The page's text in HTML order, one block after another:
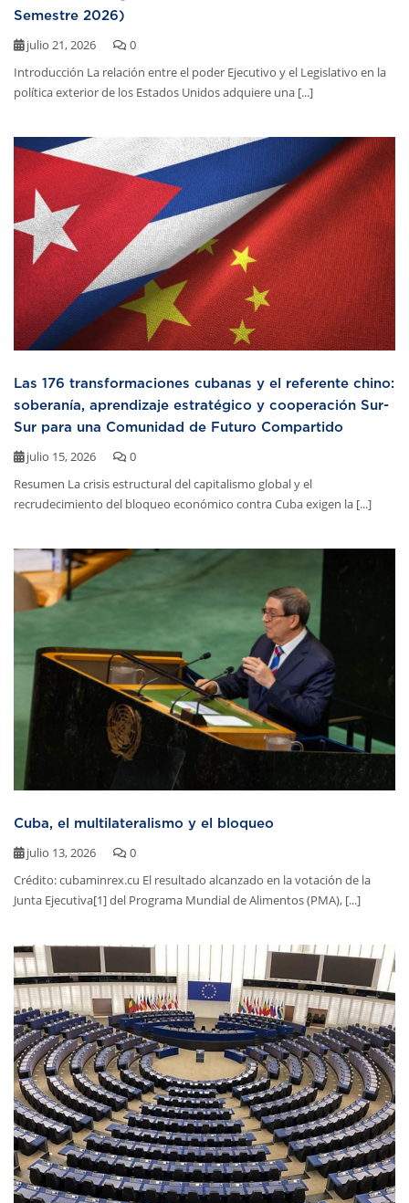
Semestre 2026)
julio 21, 2026
0
Introducción La relación entre el poder Ejecutivo y el Legislativo en la
política exterior de los Estados Unidos adquiere una [...]
Las 176 transformaciones cubanas y el referente chino:
soberanía, aprendizaje estratégico y cooperación Sur-
Sur para una Comunidad de Futuro Compartido
julio 15, 2026
0
Resumen La crisis estructural del capitalismo global y el
recrudecimiento del bloqueo económico contra Cuba exigen la [...]
Cuba, el multilateralismo y el bloqueo
julio 13, 2026
0
Crédito: cubaminrex.cu El resultado alcanzado en la votación de la
Junta Ejecutiva[1] del Programa Mundial de Alimentos (PMA), [...]